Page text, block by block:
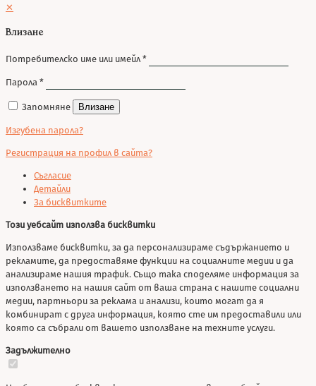
✕
Влизане
Потребителско име или имейл *
Парола *
Запомняне Влизане
Изгубена парола?
Регистрация на профил в сайта?
Съгласие
Детайли
За бисквитките
Този уебсайт използва бисквитки
Използваме бисквитки, за да персонализираме съдържанието и
рекламите, да предоставяме функции на социалните медии и да
анализираме нашия трафик. Също така споделяме информация за
използването на нашия сайт от ваша страна с нашите социални
медии, партньори за реклама и анализи, които могат да я
комбинират с друга информация, която сте им предоставили или
която са събрали от вашето използване на техните услуги.
Задължително